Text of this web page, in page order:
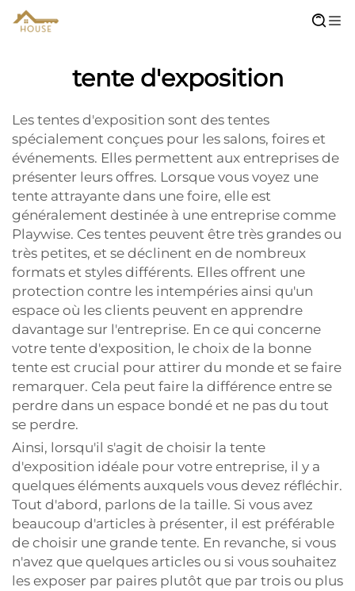
tente d'exposition
Les tentes d'exposition sont des tentes
spécialement conçues pour les salons, foires et
événements. Elles permettent aux entreprises de
présenter leurs offres. Lorsque vous voyez une
tente attrayante dans une foire, elle est
généralement destinée à une entreprise comme
Playwise. Ces tentes peuvent être très grandes ou
très petites, et se déclinent en de nombreux
formats et styles différents. Elles offrent une
protection contre les intempéries ainsi qu'un
espace où les clients peuvent en apprendre
davantage sur l'entreprise. En ce qui concerne
votre tente d'exposition, le choix de la bonne
tente est crucial pour attirer du monde et se faire
remarquer. Cela peut faire la différence entre se
perdre dans un espace bondé et ne pas du tout
se perdre.
Ainsi, lorsqu'il s'agit de choisir la tente
d'exposition idéale pour votre entreprise, il y a
quelques éléments auxquels vous devez réfléchir.
Tout d'abord, parlons de la taille. Si vous avez
beaucoup d'articles à présenter, il est préférable
de choisir une grande tente. En revanche, si vous
n'avez que quelques articles ou si vous souhaitez
les exposer par paires plutôt que par trois ou plus